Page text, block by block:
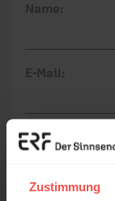
Zustimmung
Name:
E-Mail: